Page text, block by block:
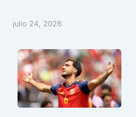
julio 24, 2026